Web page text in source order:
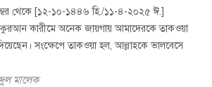
থেকে [১২-১০-১৪৪৬ হি./১১-৪-২০২৫ ঈ.]
কুরআন কারীমে অনেক জায়গায় আমাদেরকে তাকওয়া
সংক্ষেপে তাকওয়া হল, আল্লাহকে ভালবেসে
মালেক